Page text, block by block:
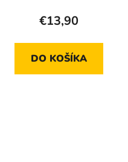
€13,90
DO KOŠÍKA